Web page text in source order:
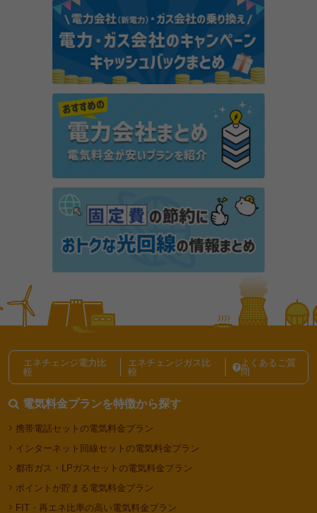
ポイ活アプリ「でんきWALK」とは？歩くだけで本当
に電気代が安くなるか解説
オクトパスエナジーとENEOSでんきを比較！電気料
金やプランの違いは？
楽天でんきの「オール電化プラン」は高い？デメリッ
トは？
ベルメゾンでんきの電気料金は高い？メリット・デメ
電力会社・電気料金プランの選び方記事一覧
エネチェンジ電力比
較
エネチェンジガス比
較
よくあるご質
問
電気料金プランを特徴から探す
携帯電話セットの電気料金プラン
インターネット回線セットの電気料金プラン
都市ガス・LPガスセットの電気料金プラン
ポイントが貯まる電気料金プラン
FIT・再エネ比率の高い電気料金プラン